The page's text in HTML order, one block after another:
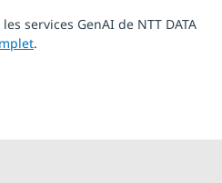
services GenAI de NTT DATA
.